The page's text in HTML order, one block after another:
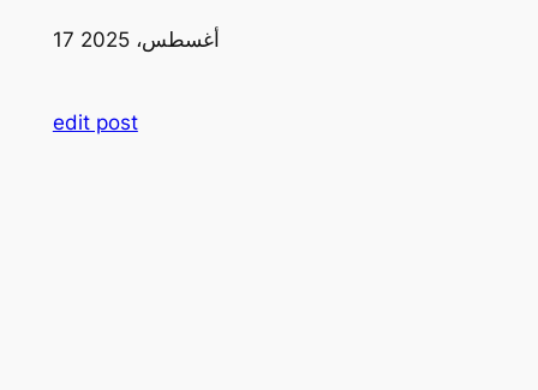
17 أغسطس، 2025
edit post